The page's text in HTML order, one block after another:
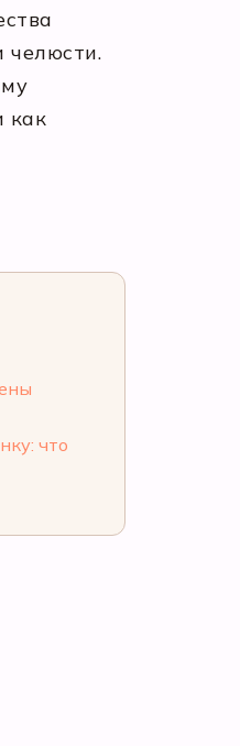
челюсти.
как
что